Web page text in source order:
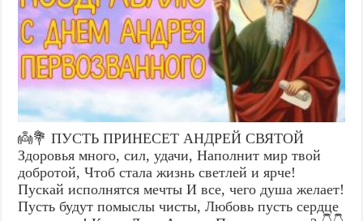
👼💐 ПУСТЬ ПРИНЕСЕТ АНДРЕЙ СВЯТОЙ
Здоровья много, сил, удачи, Наполнит мир твой
добротой, Чтоб стала жизнь светлей и ярче!
Пускай исполнятся мечты И все, чего душа желает!
Пусть будут помыслы чисты, Любовь пусть сердце